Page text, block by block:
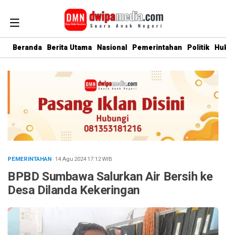
Beranda Berita Utama Nasional Pemerintahan Politik
PEMERINTAHAN· 14 Agu 202417:12WIB
BPBD Sumbawa Salurkan Air Bersih ke
Desa Dilanda Kekeringan